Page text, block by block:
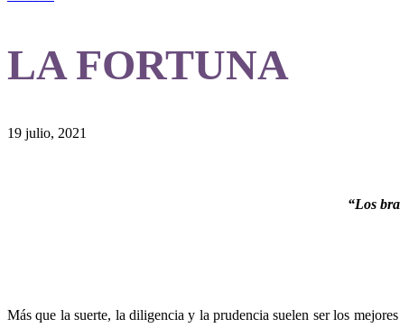
LA FORTUNA
19 julio, 2021
“Los
Más que la suerte, la diligencia y la prudencia suelen ser los